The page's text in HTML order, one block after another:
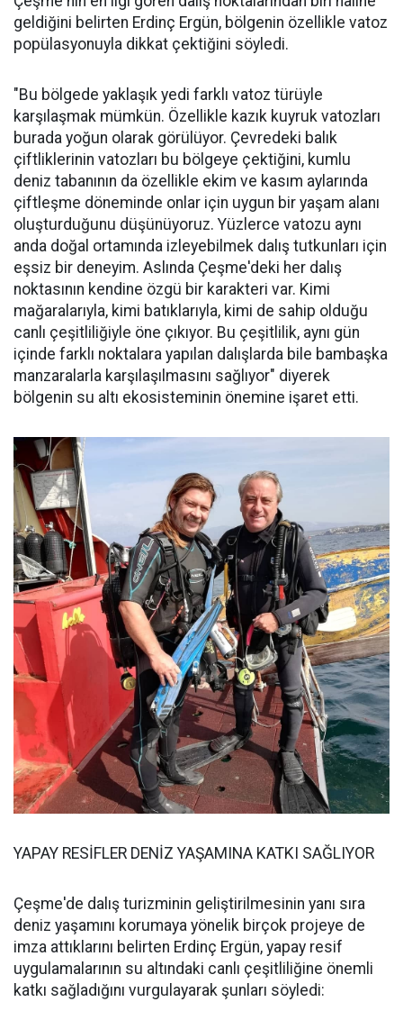
geldiğini belirten Erdinç Ergün, bölgenin özellikle vatoz
popülasyonuyla dikkat çektiğini söyledi.
"Bu bölgede yaklaşık yedi farklı vatoz türüyle
karşılaşmak mümkün. Özellikle kazık kuyruk vatozları
burada yoğun olarak görülüyor. Çevredeki balık
çiftliklerinin vatozları bu bölgeye çektiğini, kumlu
deniz tabanının da özellikle ekim ve kasım aylarında
çiftleşme döneminde onlar için uygun bir yaşam alanı
oluşturduğunu düşünüyoruz. Yüzlerce vatozu aynı
anda doğal ortamında izleyebilmek dalış tutkunları için
eşsiz bir deneyim. Aslında Çeşme'deki her dalış
noktasının kendine özgü bir karakteri var. Kimi
mağaralarıyla, kimi batıklarıyla, kimi de sahip olduğu
canlı çeşitliliğiyle öne çıkıyor. Bu çeşitlilik, aynı gün
içinde farklı noktalara yapılan dalışlarda bile bambaşka
manzaralarla karşılaşılmasını sağlıyor" diyerek
bölgenin su altı ekosisteminin önemine işaret etti.
YAPAY RESİFLER DENİZ YAŞAMINA KATKI SAĞLIYOR
Çeşme'de dalış turizminin geliştirilmesinin yanı sıra
deniz yaşamını korumaya yönelik birçok projeye de
imza attıklarını belirten Erdinç Ergün, yapay resif
uygulamalarının su altındaki canlı çeşitliliğine önemli
katkı sağladığını vurgulayarak şunları söyledi: